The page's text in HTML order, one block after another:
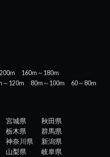
160m～180m
～120m 80m～100m
60～80m
宮城県
秋田県
栃木県
群馬県
神奈川県
新潟県
山梨県
岐阜県